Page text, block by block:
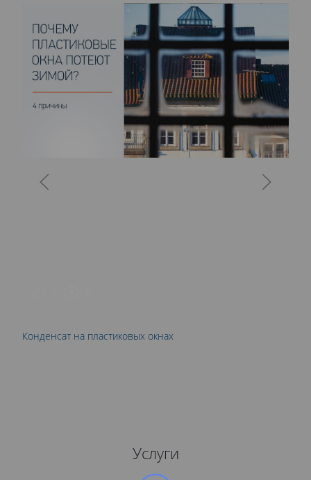
Конденсат на пластиковых окнах
Услуги